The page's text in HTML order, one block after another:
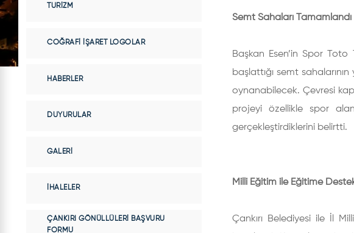
Semt Sahaları Tamamlandı
Başkan Esen’in Spor
başlattığı semt
oynanabilecek. Çevresi
projeyi özellikle spor
gerçekleştirdiklerini belirtti.
Milli Eğitim ile Eğitime
Çankırı Belediyesi ile İl
TURIZM
COĞRAFI İŞARET LOGOLAR
HABERLER
DUYURULAR
GALERI
İHALELER
ÇANKIRI GÖNÜLLÜLERI BAŞVURU
FORMU